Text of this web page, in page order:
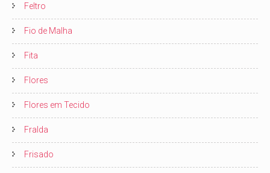
Feltro
Fio de Malha
Fita
Flores
Flores em Tecido
Fralda
Frisado